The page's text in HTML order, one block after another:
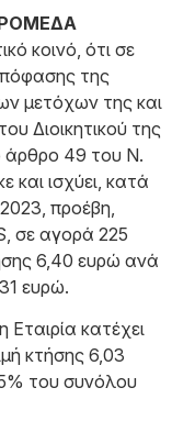
κοινό, ότι σε
της
μετόχων της και
Διοικητικού της
άρθρο 49 του N.
ισχύει, κατά
προέβη,
σε αγορά 225
6,40 ευρώ ανά
ευρώ.
κατέχει
κτήσης 6,03
του συνόλου